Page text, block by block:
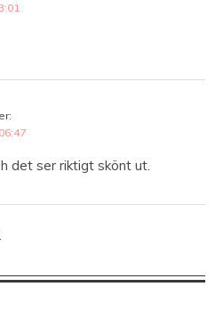
det ser riktigt skönt ut.